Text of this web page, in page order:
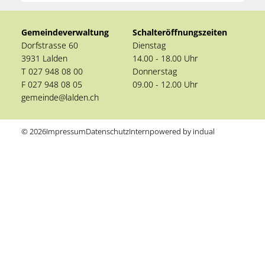
Gemeindeverwaltung
Dorfstrasse 60
3931 Lalden
T 027 948 08 00
F 027 948 08 05
gemeinde@lalden.ch
Schalteröffnungszeiten
Dienstag
14.00 - 18.00 Uhr
Donnerstag
09.00 - 12.00 Uhr
© 2026ImpressumDatenschutzInternpowered by indual